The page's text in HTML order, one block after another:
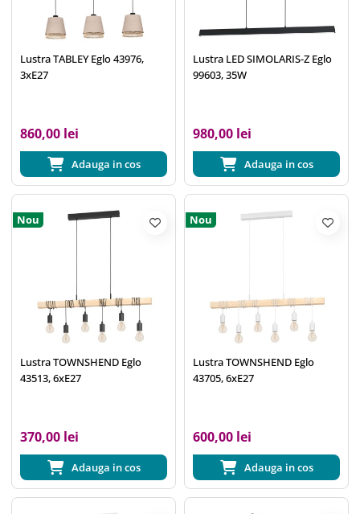
Lustra TABLEY Eglo 43976,
3xE27
860,00 lei
Adauga in cos
Lustra LED SIMOLARIS-Z Eglo
99603, 35W
980,00 lei
Adauga in cos
Nou
Lustra TOWNSHEND Eglo
43513, 6xE27
370,00 lei
Adauga in cos
Nou
Lustra TOWNSHEND Eglo
43705, 6xE27
600,00 lei
Adauga in cos